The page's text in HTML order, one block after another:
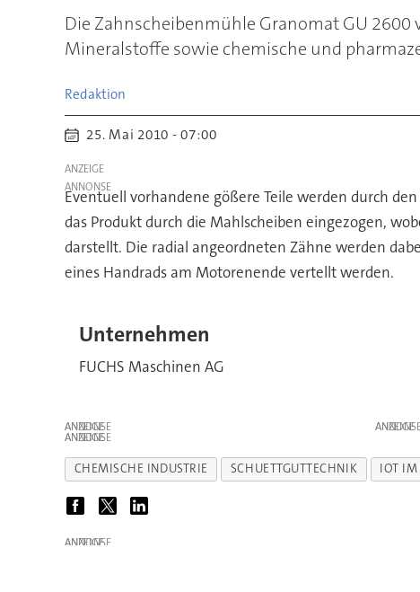
Die Zahnscheibenmühle Granomat GU 2600
Mineralstoffe sowie chemische und
Redaktion
25. Mai 2010 - 07:00
ANZEIGE
Eventuell vorhandene gößere Teile werden durch
das Produkt durch die Mahlscheiben eingezogen,
darstellt. Die radial angeordneten Zähne werden
eines Handrads am Motorenende vertellt werden.
Unternehmen
FUCHS Maschinen AG
ANZEIGE ANZEIGE
ANZEIGE
CHEMISCHE INDUSTRIE SCHUETTGUTTECHNIK IOT IM
ANZEIGE